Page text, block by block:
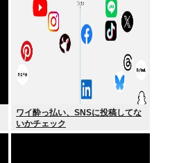
ワイ酔っ払い、SNSに投稿してな
いかチェック